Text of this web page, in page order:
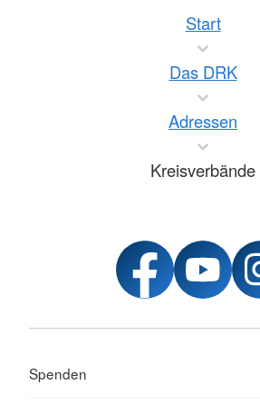
Start
Das DRK
Adressen
Kreisverbände
Spenden